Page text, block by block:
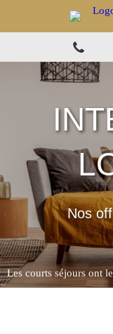
Nos
Les courts séjours ont